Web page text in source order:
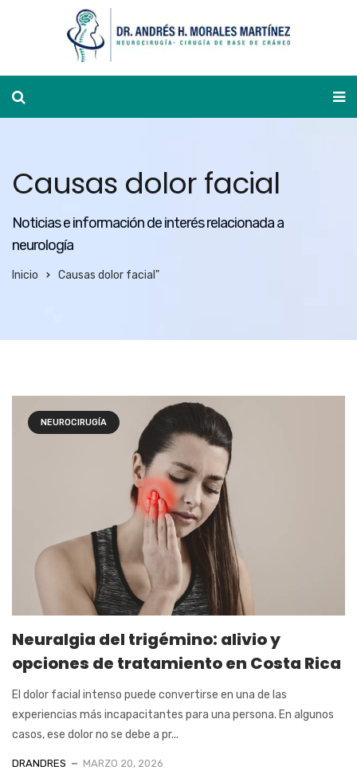
Causas dolor facial
Noticias e información de interés relacionada a
neurología
Inicio Causas dolor facial"
NEUROCIRUGÍA
Neuralgia del trigémino: alivio y
opciones de tratamiento en Costa Rica
El dolor facial intenso puede convertirse en una de las
experiencias más incapacitantes para una persona. En algunos
casos, ese dolor no se debe a pr...
DRANDRES MARZO 20, 2026